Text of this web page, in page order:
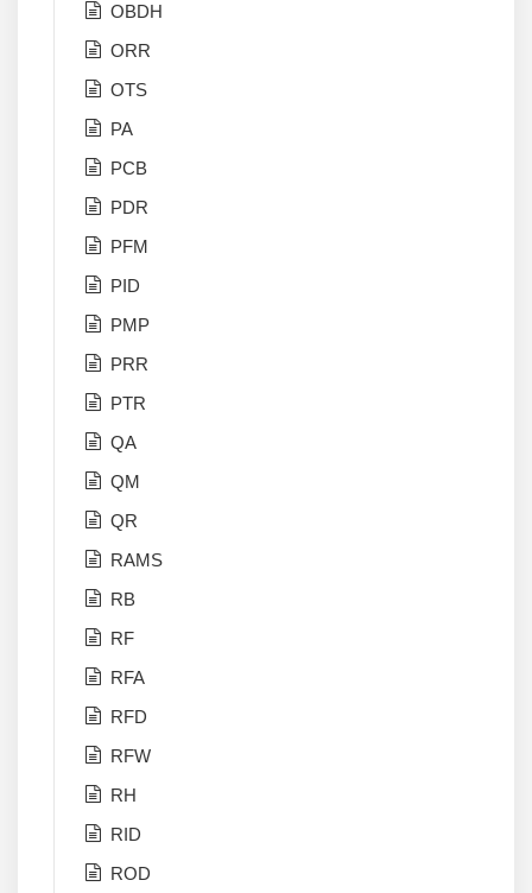
OBDH
ORR
OTS
PA
PCB
PDR
PFM
PID
PMP
PRR
PTR
QA
QM
QR
RAMS
RB
RF
RFA
RFD
RFW
RH
RID
ROD